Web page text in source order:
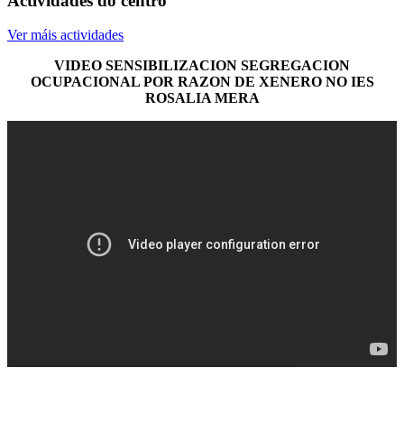
Ver máis actividades
VIDEO SENSIBILIZACION SEGREGACION
OCUPACIONAL POR RAZON DE XENERO NO IES
ROSALIA MERA